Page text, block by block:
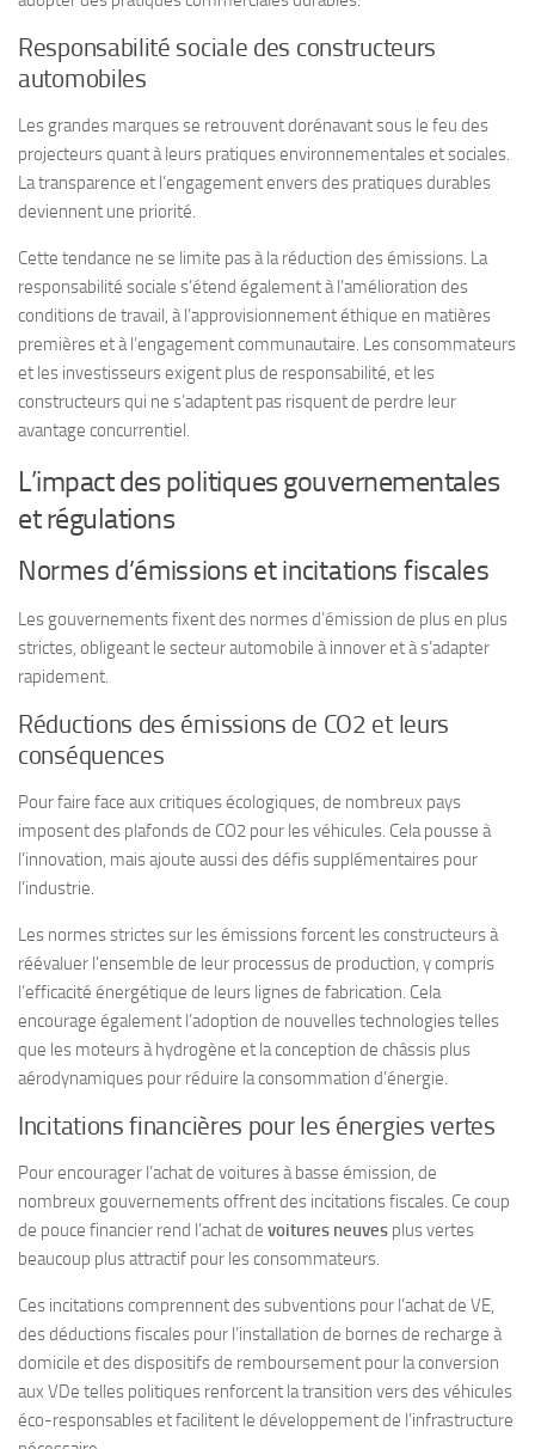
Responsabilité sociale des constructeurs
automobiles
Les grandes marques se retrouvent dorénavant sous le feu des
projecteurs quant à leurs pratiques environnementales et sociales.
La transparence et l’engagement envers des pratiques durables
deviennent une priorité.
Cette tendance ne se limite pas à la réduction des émissions. La
responsabilité sociale s’étend également à l’amélioration des
conditions de travail, à l’approvisionnement éthique en matières
premières et à l’engagement communautaire. Les consommateurs
et les investisseurs exigent plus de responsabilité, et les
constructeurs qui ne s’adaptent pas risquent de perdre leur
avantage concurrentiel.
L’impact des politiques gouvernementales
et régulations
Normes d’émissions et incitations fiscales
Les gouvernements fixent des normes d’émission de plus en plus
strictes, obligeant le secteur automobile à innover et à s’adapter
rapidement.
Réductions des émissions de CO2 et leurs
conséquences
Pour faire face aux critiques écologiques, de nombreux pays
imposent des plafonds de CO2 pour les véhicules. Cela pousse à
l’innovation, mais ajoute aussi des défis supplémentaires pour
l’industrie.
Les normes strictes sur les émissions forcent les constructeurs à
réévaluer l’ensemble de leur processus de production, y compris
l’efficacité énergétique de leurs lignes de fabrication. Cela
encourage également l’adoption de nouvelles technologies telles
que les moteurs à hydrogène et la conception de châssis plus
aérodynamiques pour réduire la consommation d’énergie.
Incitations financières pour les énergies vertes
Pour encourager l’achat de voitures à basse émission, de
nombreux gouvernements offrent des incitations fiscales. Ce coup
de pouce financier rend l’achat de voitures neuves plus vertes
beaucoup plus attractif pour les consommateurs.
Ces incitations comprennent des subventions pour l’achat de VE,
des déductions fiscales pour l’installation de bornes de recharge à
domicile et des dispositifs de remboursement pour la conversion
aux VDe telles politiques renforcent la transition vers des véhicules
éco-responsables et facilitent le développement de l’infrastructure